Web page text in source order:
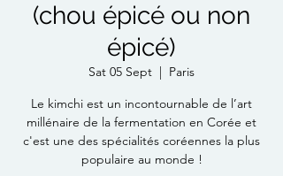
(chou épicé ou non
épicé)
Sat 05 Sept
  |
Paris
Le kimchi est un incontournable de l’art
millénaire de la fermentation en Corée et
c'est une des spécialités coréennes la plus
populaire au monde !